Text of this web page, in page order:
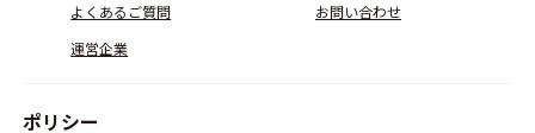
よくあるご質問
お問い合わせ
運営企業
ポリシー